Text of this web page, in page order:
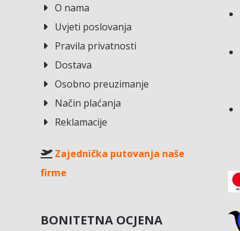
O nama
Uvjeti poslovanja
Pravila privatnosti
Dostava
Osobno preuzimanje
Način plaćanja
Reklamacije
Zajednička putovanja naše
firme
BONITETNA OCJENA